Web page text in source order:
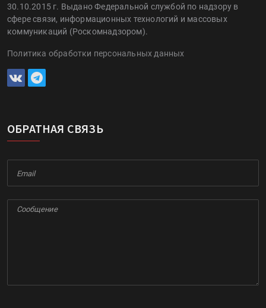
30.10.2015 г. Выдано Федеральной службой по надзору в
сфере связи, информационных технологий и массовых
коммуникаций (Роскомнадзором).
Политика обработки персональных данных
ОБРАТНАЯ СВЯЗЬ